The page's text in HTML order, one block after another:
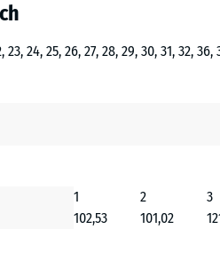
23, 24, 25, 26, 27, 28, 29, 30, 31, 32,
1 2 3
102,53 101,02